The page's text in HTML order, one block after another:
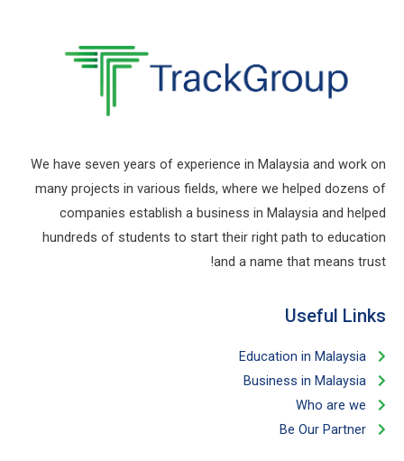
We have seven years of experience in Malaysia and work on
many projects in various fields, where we helped dozens of
companies establish a business in Malaysia and helped
hundreds of students to start their right path to education
and a name that means trust!
Useful Links​
Education in Malaysia
Business in Malaysia​
Who are we
Be Our Partner​